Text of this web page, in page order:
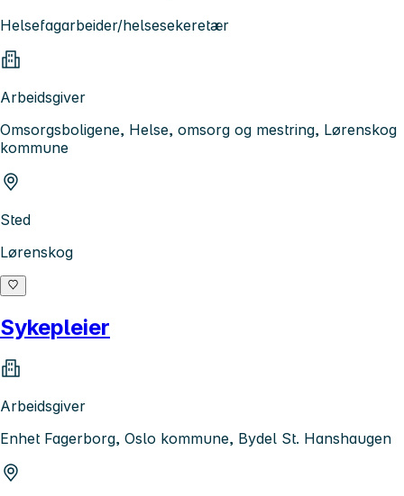
Helsefagarbeider/helsesekeretær
Arbeidsgiver
Omsorgsboligene, Helse, omsorg og mestring, Lørenskog
kommune
Sted
Lørenskog
Sykepleier
Arbeidsgiver
Enhet Fagerborg, Oslo kommune, Bydel St. Hanshaugen